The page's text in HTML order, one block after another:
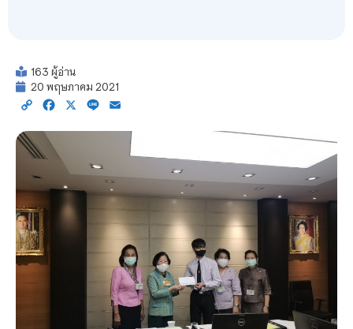
163 ผู้อ่าน
20 พฤษภาคม 2021
Copy Facebook
X Line